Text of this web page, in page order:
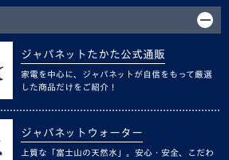
ジャパネットたかた公式通販
家電を中心に、ジャパネットが自信をもって厳選
した商品だけをご紹介！
ジャパネットウォーター
上質な「富士山の天然水」。安心・安全、こだわ